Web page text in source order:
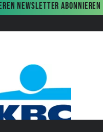
NEWSLETTER ABONNIEREN